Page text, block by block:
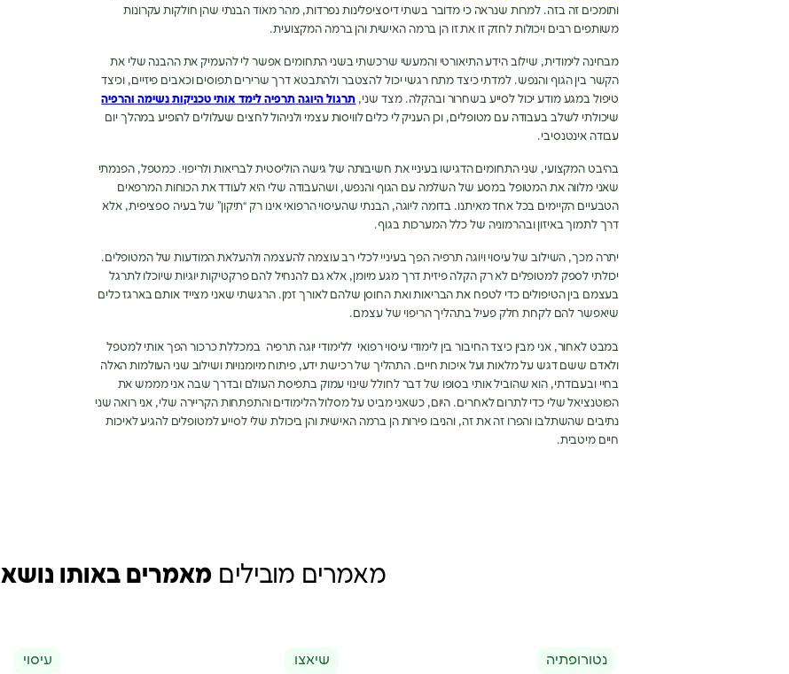
ותומכים זה בזה. למרות שנראה כי מדובר בשתי דיסציפלינות נפרדות,מהר מאוד הבנתי שהן חולקות עקרונות
משותפים רבים ויכולות לחזק זו את זו הן ברמה האישית והן ברמה המקצועית.
מבחינה לימודית, שילוב הידע התיאורטי והמעשי שרכשתי בשני התחומים אפשר לי להעמיק את ההבנה שלי את
הקשר בין הגוף והנפש.למדתי כיצד מתח רגשי יכול להצטבר ולהתבטא דרך שרירים תפוסים וכאבים פיזיים, וכיצד
טיפול במגע מודע יכול לסייע בשחרור ובהקלה.מצד שני, תרגול היוגה תרפיה לימד אותי טכניקות נשימה והרפיה
שיכולתי לשלב בעבודה עם מטופלים, וכן העניק לי כלים לוויסות עצמי ולניהול לחצים שעלולים להופיע במהלך יום
עבודה אינטנסיבי.
בהיבט המקצועי, שני התחומים הדגישו בעיניי את חשיבותה של גישה הוליסטית לבריאות ולריפוי. כמטפל,הפנמתי
שאני מלווה את המטופל במסע של השלמה עם הגוף והנפש,ושהעבודה שלי היא לעודד את הכוחות המרפאים
הטבעיים הקיימים בכל אחד מאיתנו. בדומה ליוגה,הבנתי שהעיסוי הרפואי אינו רק “תיקון” של בעיה ספציפית, אלא
דרך לתמוך באיזון ובהרמוניה של כלל המערכות בגוף.
יתרה מכך, השילוב של עיסוי ויוגה תרפיה הפך בעיניי לכלי רב עוצמה להעצמה ולהעלאת המודעות של המטופלים.
יכולתי לספק למטופלים לא רק הקלה פיזית דרך מגע מיומן,אלא גם להנחיל להם פרקטיקות יוגיות שיוכלו לתרגל
בעצמם בין הטיפולים כדי לטפח את הבריאות ואת החוסן שלהם לאורך זמן.הרגשתי שאני מצייד אותם בארגז כלים
שיאפשר להם לקחת חלק פעיל בתהליך הריפוי של עצמם.
במבט לאחור,אני מבין כיצד החיבור בין לימודי עיסוי רפואי ללימודי יוגה תרפיה במכללת כרכור הפך אותי למטפל
ולאדם ששם דגש על מלאות ועל איכות חיים. התהליך של רכישת ידע,פיתוח מיומנויות ושילוב שני העולמות האלה
בחיי ובעבודתי,הוא שהוביל אותי בסופו של דבר לחולל שינוי עמוק בתפיסת העולם ובדרך שבה אני מממש את
הפוטנציאל שלי כדי לתרום לאחרים. היום,כשאני מביט על מסלול הלימודים והתפתחות הקריירה שלי, אני רואה שני
נתיבים שהשתלבו והפרו זה את זה, והניבו פירות הן ברמה האישית והן ביכולת שלי לסייע למטופלים להגיע לאיכות
חיים מיטבית.
מאמרים מובילים מאמרים באותו נושא
נטורופתיה שיאצו עיסוי